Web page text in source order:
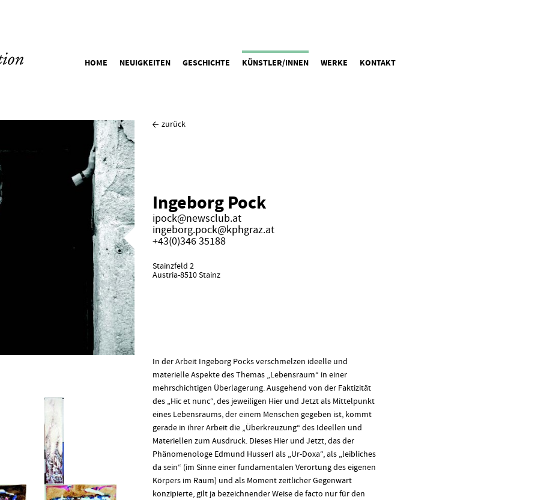
HOME NEUIGKEITEN GESCHICHTE KÜNSTLER/INNEN WERKE KONTAKT
Ingeborg Pock
ipock@newsclub.at
ingeborg.pock@kphgraz.at
+43(0)346 35188
Stainzfeld 2
Austria-8510 Stainz
zurück
In der Arbeit Ingeborg Pocks verschmelzen ideelle und
materielle Aspekte des Themas „Lebensraum“ in einer
mehrschichtigen Überlagerung. Ausgehend von der Faktizität
des „Hic et nunc“, des jeweiligen Hier und Jetzt als Mittelpunkt
eines Lebensraums, der einem Menschen gegeben ist, kommt
gerade in ihrer Arbeit die „Überkreuzung“ des Ideellen und
Materiellen zum Ausdruck. Dieses Hier und Jetzt, das der
Phänomenologe Edmund Husserl als „Ur-Doxa“, als „leibliches
da sein“ (im Sinne einer fundamentalen Verortung des eigenen
Körpers im Raum) und als Moment zeitlicher Gegenwart
konzipierte, gilt ja bezeichnender Weise de facto nur für den